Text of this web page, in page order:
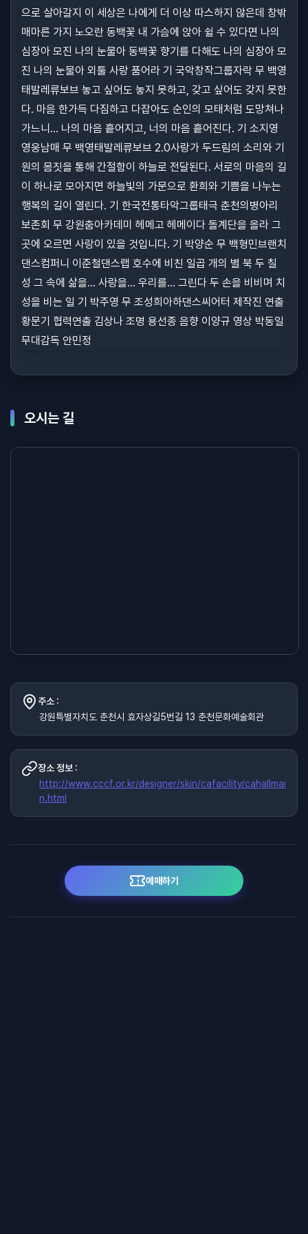
오시는 길
주소 :
강원특별자치도 춘천시 효자상길5번길 13 춘천문화예술회관
장소 정보 :
http://www.cccf.or.kr/designer/skin/cafacility/cahallmai
n.html
예매하기